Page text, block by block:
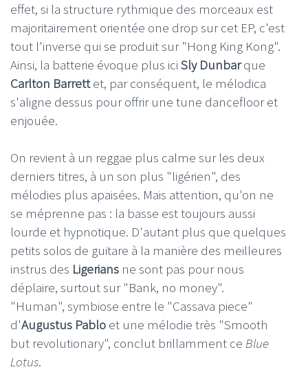
effet, si la structure rythmique des morceaux est
majoritairement orientée one drop sur cet EP, c'est
tout l'inverse qui se produit sur "Hong King Kong".
Ainsi, la batterie évoque plus ici Sly Dunbarque
Carlton Barrettet, par conséquent, le mélodica
s'aligne dessus pour offrir une tune dancefloor et
enjouée.
On revient à un reggae plus calme sur les deux
derniers titres, à un son plus "ligérien", des
mélodies plus apaisées. Mais attention, qu'on ne
se méprenne pas : la basse est toujours aussi
lourde et hypnotique. D'autant plus que quelques
petits solos de guitare à la manière des meilleures
instrus des Ligerians ne sont pas pour nous
déplaire, surtout sur "Bank, no money".
"Human", symbiose entre le "Cassava piece"
d'Augustus Pablo et une mélodie très "Smooth
but revolutionary", conclut brillamment ce Blue
Lotus.